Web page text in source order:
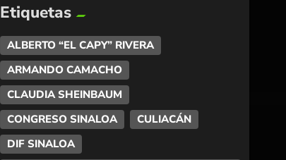
Etiquetas
ALBERTO “EL CAPY” RIVERA
ARMANDO CAMACHO
CLAUDIA SHEINBAUM
CONGRESO SINALOA
CULIACÁN
DIF SINALOA